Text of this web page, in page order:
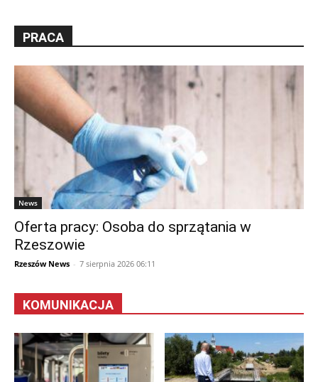
PRACA
News
Oferta pracy: Osoba do sprzątania w
Rzeszowie
Rzeszów News - 7 sierpnia 2026 06:11
KOMUNIKACJA